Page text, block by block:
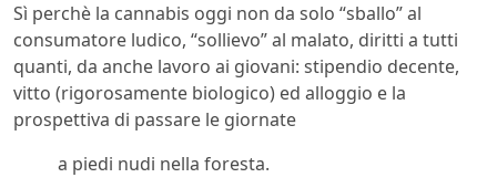
Sì perchè la cannabis oggi non da solo “sballo” al
consumatore ludico, “sollievo” al malato, diritti a tutti
quanti, da anche lavoro ai giovani: stipendio decente,
vitto (rigorosamente biologico) ed alloggio e la
prospettiva di passare le giornate
a piedi nudi nella foresta.